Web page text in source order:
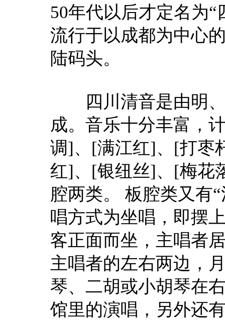
50年代以后才定名为
流行于以成都为中心
陆码头。
四川清音是由明、
成。音乐十分丰富，
调]、[满江红]、[打枣
红]、[银纽丝]、[梅花
腔两类。 板腔类又有
唱方式为坐唱，即摆
客正面而坐，主唱者
主唱者的左右两边，
琴、二胡或小胡琴在
馆里的演唱，另外还